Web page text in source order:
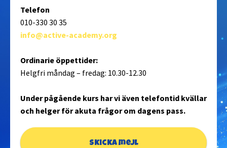
Telefon
010-330 30 35
info@active-academy.org
Ordinarie öppettider:
Helgfri måndag – fredag: 10.30-12.30
Under pågående kurs har vi även telefontid kvällar
och helger för akuta frågor om dagens pass.
Skicka mejl